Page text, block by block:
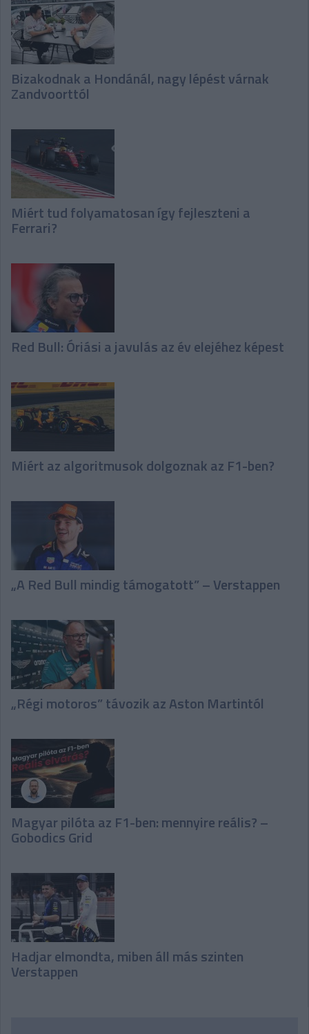
Bizakodnak a Hondánál, nagy lépést várnak
Zandvoorttól
Miért tud folyamatosan így fejleszteni a
Ferrari?
Red Bull: Óriási a javulás az év elejéhez képest
Miért az algoritmusok dolgoznak az F1-ben?
„A Red Bull mindig támogatott” – Verstappen
„Régi motoros” távozik az Aston Martintól
Magyar pilóta az F1-ben: mennyire reális? –
Gobodics Grid
Hadjar elmondta, miben áll más szinten
Verstappen